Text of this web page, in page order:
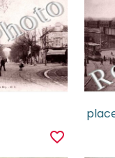
favorite_border